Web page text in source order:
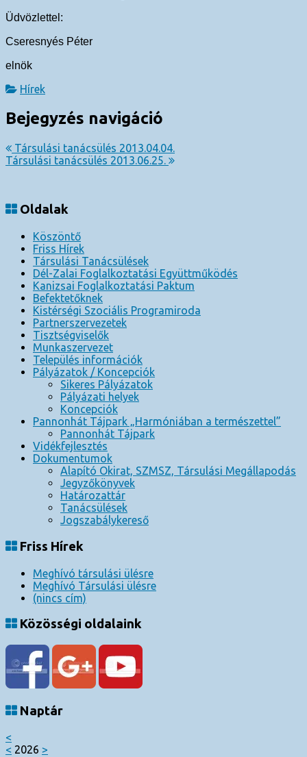
Üdvözlettel:
Cseresnyés Péter
elnök
Hírek
Bejegyzés navigáció
Társulási tanácsülés 2013.04.04.
Társulási tanácsülés 2013.06.25.
Oldalak
Köszöntő
Friss Hírek
Társulási Tanácsülések
Dél-Zalai Foglalkoztatási Együttműködés
Kanizsai Foglalkoztatási Paktum
Befektetőknek
Kistérségi Szociális Programiroda
Partnerszervezetek
Tisztségviselők
Munkaszervezet
Település információk
Pályázatok / Koncepciók
Sikeres Pályázatok
Pályázati helyek
Koncepciók
Pannonhát Tájpark „Harmóniában a természettel”
Pannonhát Tájpark
Vidékfejlesztés
Dokumentumok
Alapító Okirat, SZMSZ, Társulási Megállapodás
Jegyzőkönyvek
Határozattár
Tanácsülések
Jogszabálykereső
Friss Hírek
Meghívó társulási ülésre
Meghívó Társulási ülésre
(nincs cím)
Közösségi oldalaink
Naptár
<
< 2026 >